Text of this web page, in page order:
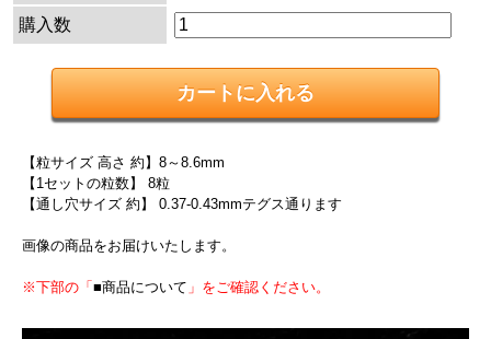
購入数
【粒サイズ 高さ 約】8～8.6mm
【1セットの粒数】 8粒
【通し穴サイズ 約】 0.37-0.43mmテグス通ります
画像の商品をお届けいたします。
※下部の「 ■商品について 」をご確認ください。